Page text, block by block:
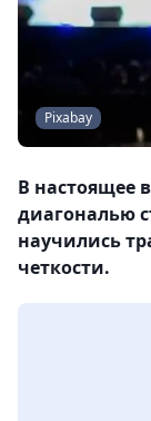
Pixabay
В настоящее
диагональю
научились
четкости.